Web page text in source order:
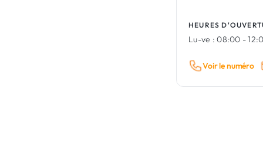
HEURES
Lu-ve : 08:00 -
Voir le numéro